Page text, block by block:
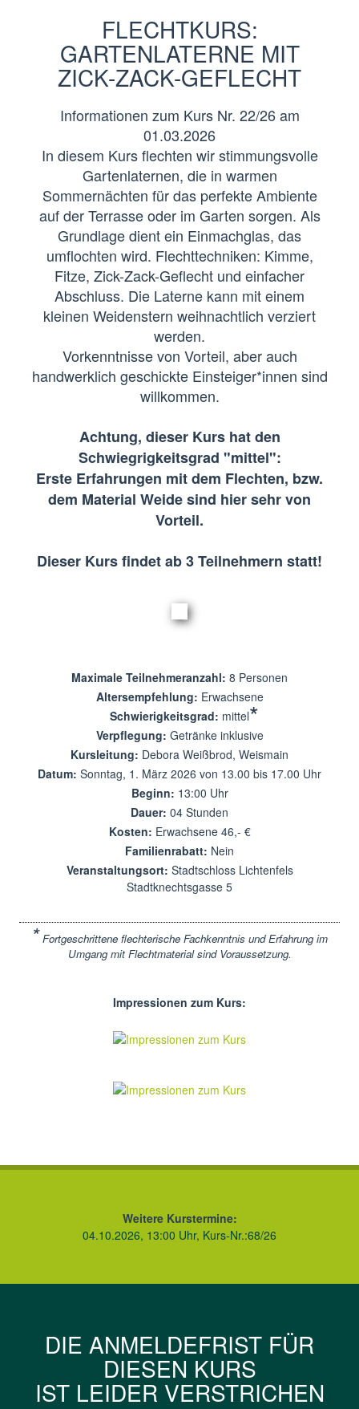
FLECHTKURS:
GARTENLATERNE MIT
ZICK-ZACK-GEFLECHT
Informationen zum Kurs Nr. 22/26 am
01.03.2026
In diesem Kurs flechten wir stimmungsvolle
Gartenlaternen, die in warmen
Sommernächten für das perfekte Ambiente
auf der Terrasse oder im Garten sorgen. Als
Grundlage dient ein Einmachglas, das
umflochten wird. Flechttechniken: Kimme,
Fitze, Zick-Zack-Geflecht und einfacher
Abschluss. Die Laterne kann mit einem
kleinen Weidenstern weihnachtlich verziert
werden.
Vorkenntnisse von Vorteil, aber auch
handwerklich geschickte Einsteiger*innen sind
willkommen.
Achtung, dieser Kurs hat den
Schwiegrigkeitsgrad "mittel":
Erste Erfahrungen mit dem Flechten, bzw.
dem Material Weide sind hier sehr von
Vorteil.
Dieser Kurs findet ab 3 Teilnehmern statt!
Maximale Teilnehmeranzahl: 8 Personen
Altersempfehlung: Erwachsene
Schwierigkeitsgrad: mittel*
Verpflegung: Getränke inklusive
Kursleitung: Debora Weißbrod, Weismain
Datum: Sonntag, 1. März 2026 von 13.00 bis 17.00 Uhr
Beginn: 13:00 Uhr
Dauer: 04 Stunden
Kosten: Erwachsene 46,- €
Familienrabatt: Nein
Veranstaltungsort: Stadtschloss Lichtenfels
Stadtknechtsgasse 5
* Fortgeschrittene flechterische Fachkenntnis und Erfahrung im
Umgang mit Flechtmaterial sind Voraussetzung.
Impressionen zum Kurs:
Weitere Kurstermine:
04.10.2026, 13:00 Uhr, Kurs-Nr.:68/26
DIE ANMELDEFRIST FÜR
DIESEN KURS
IST LEIDER VERSTRICHEN